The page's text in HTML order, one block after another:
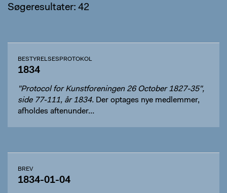
Søgeresultater: 42
BESTYRELSESPROTOKOL
1834
"Protocol for Kunstforeningen 26 October 1827-35",
side 77-111, år 1834. Der optages nye medlemmer,
afholdes aftenunder…
BREV
1834-01-04